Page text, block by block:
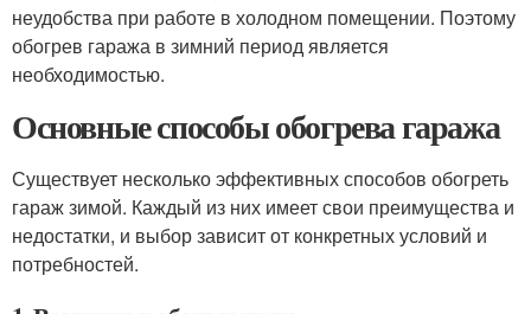
неудобства при работе в холодном помещении. Поэтому
обогрев гаража в зимний период является
необходимостью.
Основные способы обогрева гаража
Существует несколько эффективных способов обогреть
гараж зимой. Каждый из них имеет свои преимущества и
недостатки, и выбор зависит от конкретных условий и
потребностей.